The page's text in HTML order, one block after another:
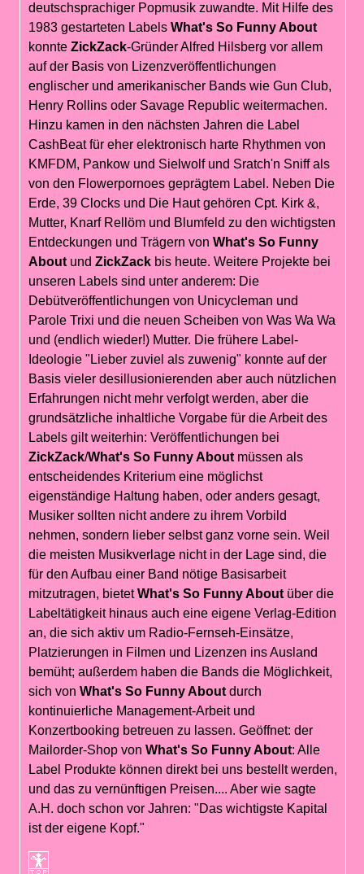
deutschsprachiger Popmusik zuwandte. Mit Hilfe des
1983 gestarteten Labels What's So Funny About
konnte ZickZack-Gründer Alfred Hilsberg vor allem
auf der Basis von Lizenzveröffentlichungen
englischer und amerikanischer Bands wie Gun Club,
Henry Rollins oder Savage Republic weitermachen.
Hinzu kamen in den nächsten Jahren die Label
CashBeat für eher elektronisch harte Rhythmen von
KMFDM, Pankow und Sielwolf und Sratch'n Sniff als
von den Flowerpornoes geprägtem Label. Neben Die
Erde, 39 Clocks und Die Haut gehören Cpt. Kirk &,
Mutter, Knarf Rellöm und Blumfeld zu den wichtigsten
Entdeckungen und Trägern von What's So Funny
About und ZickZack bis heute. Weitere Projekte bei
unseren Labels sind unter anderem: Die
Debütveröffentlichungen von Unicycleman und
Parole Trixi und die neuen Scheiben von Was Wa Wa
und (endlich wieder!) Mutter. Die frühere Label-
Ideologie "Lieber zuviel als zuwenig" konnte auf der
Basis vieler desillusionierenden aber auch nützlichen
Erfahrungen nicht mehr verfolgt werden, aber die
grundsätzliche inhaltliche Vorgabe für die Arbeit des
Labels gilt weiterhin: Veröffentlichungen bei
ZickZack/What's So Funny About müssen als
entscheidendes Kriterium eine möglichst
eigenständige Haltung haben, oder anders gesagt,
Musiker sollten nicht andere zu ihrem Vorbild
nehmen, sondern lieber selbst ganz vorne sein. Weil
die meisten Musikverlage nicht in der Lage sind, die
für den Aufbau einer Band nötige Basisarbeit
mitzutragen, bietetWhat's So Funny About über die
Labeltätigkeit hinaus auch eine eigene Verlag-Edition
an, die sich aktiv um Radio-Fernseh-Einsätze,
Platzierungen in Filmen und Lizenzen ins Ausland
bemüht; außerdem haben die Bands die Möglichkeit,
sich von What's So Funny About durch
kontinuierliche Management-Arbeit und
Konzertbooking betreuen zu lassen. Geöffnet: der
Mailorder-Shop von What's So Funny About: Alle
Label Produkte können direkt bei uns bestellt werden,
und das zu vernünftigen Preisen.... Aber wie sagte
A.H. doch schon vor Jahren: "Das wichtigste Kapital
ist der eigene Kopf."